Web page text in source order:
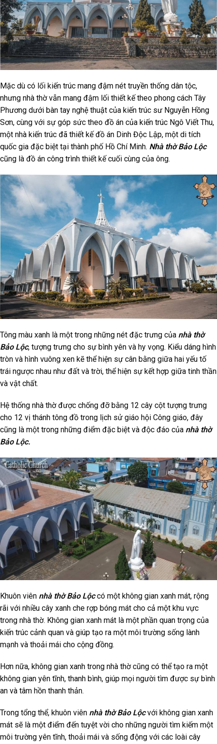
Mặc dù có lối kiến trúc mang đậm nét truyền thống dân tộc,
nhưng nhà thờ vẫn mang đậm lối thiết kế theo phong cách Tây
Phương dưới bàn tay nghệ thuật của kiến trúc sư Nguyễn Hồng
Sơn, cùng với sự góp sức theo đồ án của kiến trúc Ngô Viết Thu,
một nhà kiến trúc đã thiết kế đồ án Dinh Độc Lập, một di tích
quốc gia đặc biệt tại thành phố Hồ Chí Minh. Nhà thờ Bảo Lộc
cũng là đồ án công trình thiết kế cuối cùng của ông.
Tông màu xanh là một trong những nét đặc trưng của nhà thờ
Bảo Lộc, tượng trưng cho sự bình yên và hy vọng. Kiểu dáng hình
tròn và hình vuông xen kẽ thể hiện sự cân bằng giữa hai yếu tố
trái ngược nhau như đất và trời, thể hiện sự kết hợp giữa tinh thần
và vật chất.
Hệ thống nhà thờ được chống đỡ bằng 12 cây cột tượng trưng
cho 12 vị thánh tông đồ trong lịch sử giáo hội Công giáo, đây
cũng là một trong những điểm đặc biệt và độc đáo của nhà thờ
Bảo Lộc.
Khuôn viên nhà thờ Bảo Lộccó một không gian xanh mát, rộng
rãi với nhiều cây xanh che rợp bóng mát cho cả một khu vực
trong nhà thờ. Không gian xanh mát là một phần quan trọng của
kiến trúc cảnh quan và giúp tạo ra một môi trường sống lành
mạnh và thoải mái cho cộng đồng.
Hơn nữa, không gian xanh trong nhà thờ cũng có thể tạo ra một
không gian yên tĩnh, thanh bình, giúp mọi người tìm được sự bình
an và tâm hồn thanh thản.
Trong tổng thể, khuôn viên nhà thờ Bảo Lộcvới không gian xanh
mát sẽ là một điểm đến tuyệt vời cho những người tìm kiếm một
môi trường yên tĩnh, thoải mái và sống động với các loài cây